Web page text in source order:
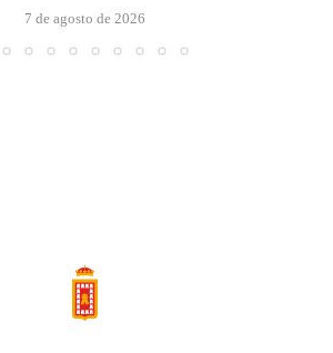
7 de agosto de 2026